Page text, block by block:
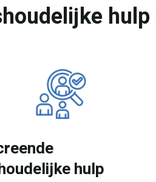
hulp